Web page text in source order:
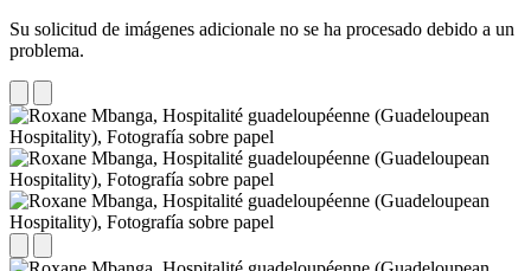
Su solicitud de imágenes adicionale no se ha procesado debido a un
problema.